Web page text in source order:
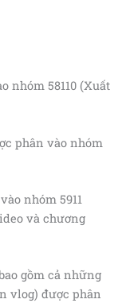
nhóm 58110 (Xuất
phân vào nhóm
nhóm 5911
và chương
gồm cả những
vlog) được phân